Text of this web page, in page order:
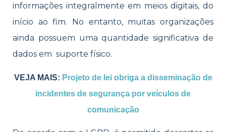
informações integralmente em meios digitais, do
início ao fim. No entanto, muitas organizações
ainda possuem uma quantidade significativa de
dados em suporte físico.
VEJA MAIS: Projeto de lei obriga a disseminação de
incidentes de segurança por veículos de
comunicação